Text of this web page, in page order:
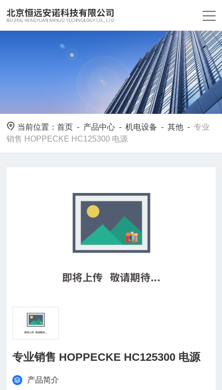
当前位置：首页 - 产品中心 -机电设备 -其他 -专业
销售 HOPPECKE HC125300 电源
专业销售 HOPPECKE HC125300 电源
产品简介